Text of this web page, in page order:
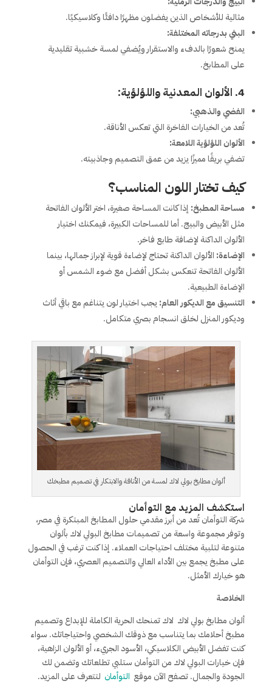
مثالية للأشخاص الذين يفضلون مظهرًا دافئًا وكلاسيكيًا.
البني بدرجاته المختلفة:
يمنح شعورًا بالدفء والاستقرار ويُضفي لمسة خشبية تقليدية
على المطابخ.
4. الألوان المعدنية واللؤلؤية:
الفضي والذهبي:
تُعد من الخيارات الفاخرة التي تعكس الأناقة.
الألوان اللؤلؤية اللامعة:
تضفي بريقًا مميزًا يزيد من عمق التصميم وجاذبيته.
كيف تختار اللون المناسب؟
مساحة المطبخ: إذا كانت المساحة صغيرة، اختر الألوان الفاتحة
مثل الأبيض والبيج. أما للمساحات الكبيرة، فيمكنك اختيار
الألوان الداكنة لإضافة طابع فاخر.
الإضاءة: الألوان الداكنة تحتاج لإضاءة قوية لإبراز جمالها، بينما
الألوان الفاتحة تنعكس بشكل أفضل مع ضوء الشمس أو
الإضاءة الطبيعية.
التنسيق مع الديكور العام:يجب اختيار لون يتناغم مع باقي أثاث
وديكور المنزل لخلق انسجام بصري متكامل.
ألوان مطابخ بولي لاك لمسة من الأناقة والابتكار في تصميم مطبخك
استكشف المزيد مع التوأمان
شركة التوأمان تُعد من أبرز مقدمي حلول المطابخ المبتكرة في مصر،
وتوفر مجموعة واسعة من تصميمات مطابخ البولي لاك بألوان
متنوعة لتلبية مختلف احتياجات العملاء. إذا كنت ترغب في الحصول
على مطبخ يجمع بين الأداء العالي والتصميم العصري، فإن التوأمان
هو خيارك الأمثل.
الخلاصة
ألوان مطابخ بولي لاك لاك تمنحك الحرية الكاملة للإبداع وتصميم
مطبخ أحلامك بما يتناسب مع ذوقك الشخصي واحتياجاتك. سواء
كنت تفضل الأبيض الكلاسيكي، الأسود الجريء، أو الألوان الزاهية،
فإن خيارات البولي لاك من التوأمان ستلبي تطلعاتك وتضمن لك
الجودة والجمال. تصفح الآن موقع التوأمان لتتعرف على المزيد.